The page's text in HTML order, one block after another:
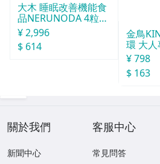
大木 睡眠改善機能食
品NERUNODA 4粒22
袋
¥ 2,996
$ 614
金鳥
環 大人
¥ 798
$ 163
關於我們
新聞中心
客服中心
常見問答